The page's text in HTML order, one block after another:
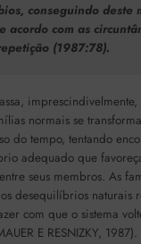
conseguindo deste
acordo com as
(1987:78).
normais se
do tempo, tentando
adequado que
seus membros. As
desequilíbrios naturais
com que o sistema
E RESNIZKY, 1987).